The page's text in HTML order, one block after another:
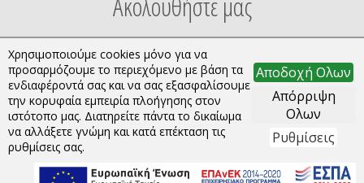
Copyright © 2026 saragoudas.gr. All rights reserved.
Χρησιμοποιούμε cookies μόνο για να
προσαρμόζουμε το περιεχόμενο με βάση τα
ενδιαφέροντά σας και να σας εξασφαλίσουμε
την κορυφαία εμπειρία πλοήγησης στον
ιστότοπο μας. Διατηρείτε πάντα το δικαίωμα
να αλλάξετε γνώμη και κατά επέκταση τις
ρυθμίσεις σας.
Αποδοχή Ολων
Απόρριψη
Ολων
Ρυθμίσεις